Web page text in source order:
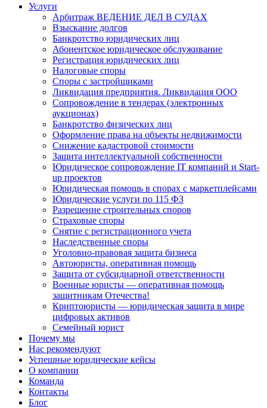
Услуги
Арбитраж ВЕДЕНИЕ ДЕЛ В СУДАХ
Взыскание долгов
Банкротство юридических лиц
Абонентское юридическое обслуживание
Регистрация юридических лиц
Налоговые споры
Споры с застройщиками
Ликвидация предприятия. Ликвидация ООО
Сопровождение в тендерах (электронных
аукционах)
Банкротство физических лиц
Оформление права на объекты недвижимости
Снижение кадастровой стоимости
Защита интеллектуальной собственности
Юридическое сопровождение IT компаний и Start-
up проектов
Юридическая помощь в спорах с маркетплейсами
Юридические услуги по 115 ФЗ
Разрешение строительных споров
Страховые споры
Снятие с регистрационного учета
Наследственные споры
Уголовно-правовая защита бизнеса
Автоюристы, оперативная помощь
Защита от субсидиарной ответственности
Военные юристы — оперативная помощь
защитникам Отечества!
Криптоюристы — юридическая защита в мире
цифровых активов
Семейный юрист
Почему мы
Нас рекомендуют
Успешные юридические кейсы
О компании
Команда
Контакты
Блог